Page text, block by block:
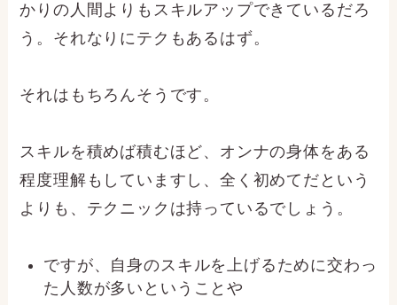
かりの人間よりもスキルアップできているだろ
う。それなりにテクもあるはず。
それはもちろんそうです。
スキルを積めば積むほど、オンナの身体をある
程度理解もしていますし、全く初めてだという
よりも、テクニックは持っているでしょう。
ですが、自身のスキルを上げるために交わっ
た人数が多いということや